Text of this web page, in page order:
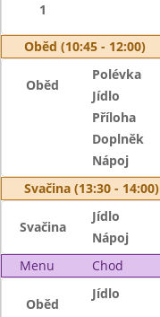
1
Oběd (10:45 - 12:00)
Oběd
Polévka
Jídlo
Příloha
Doplněk
Nápoj
Svačina (13:30 - 14:00)
Svačina
Jídlo
Nápoj
Menu
Chod
Oběd
Jídlo